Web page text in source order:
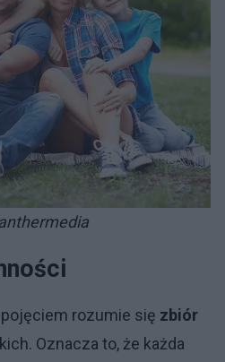
rozumie się zbiór
Oznacza to, że każda